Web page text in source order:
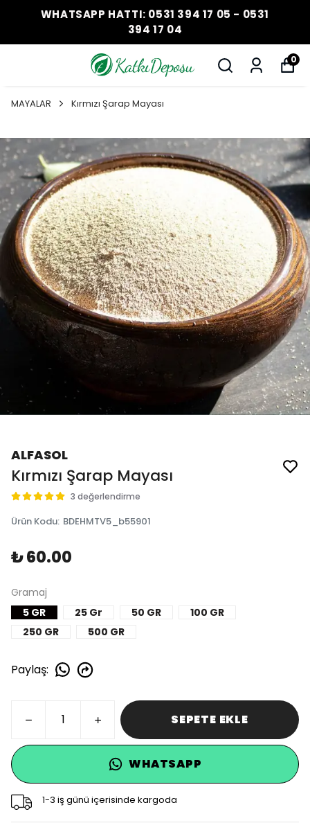
WHATSAPP HATTI: 0531 394 17 05 - 0531
394 17 04
0
MAYALAR Kırmızı Şarap Mayası
ALFASOL
Kırmızı Şarap Mayası
3 değerlendirme
Ürün Kodu: BDEHMTV5_b55901
₺ 60.00
Gramaj
5 GR
25 Gr 50 GR
100 GR
250 GR
500 GR
Paylaş:
SEPETE EKLE
WHATSAPP
1-3 iş günü içerisinde kargoda